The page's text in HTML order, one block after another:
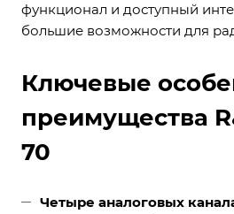
функционал и доступный
большие возможности для
Ключевые
преимущества
70
Четыре аналоговых